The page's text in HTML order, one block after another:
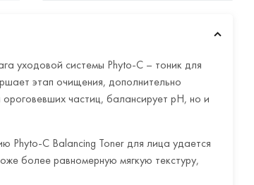
уходовой системы Phyto-C – тоник для
этап очищения, дополнительно
частиц, балансирует рН, но и
Phyto-C Balancing Toner для лица удается
более равномерную мягкую текстуру,